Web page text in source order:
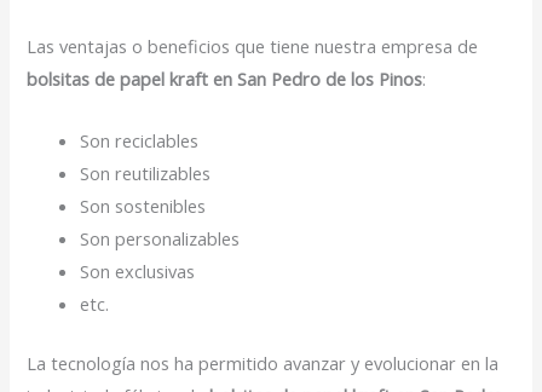
Las ventajas o beneficios que tiene nuestra empresa de
bolsitas de papel kraft en San Pedro de los Pinos:
Son reciclables
Son reutilizables
Son sostenibles
Son personalizables
Son exclusivas
etc.
La tecnología nos ha permitido avanzar y evolucionar en la